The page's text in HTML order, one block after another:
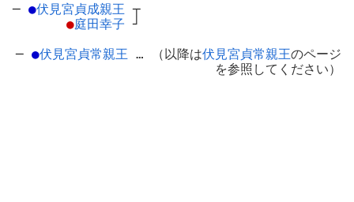
─ ●伏見宮貞成親王 ┬
●庭田幸子 ┘
─ ●伏見宮貞常親王 … （以降は伏見宮貞常親王のページ
を参照してください）